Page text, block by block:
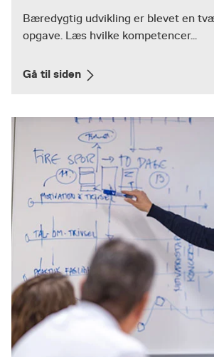
Bæredygtig udvikling er blevet en
opgave. Læs hvilke kompetencer...
Gå til siden